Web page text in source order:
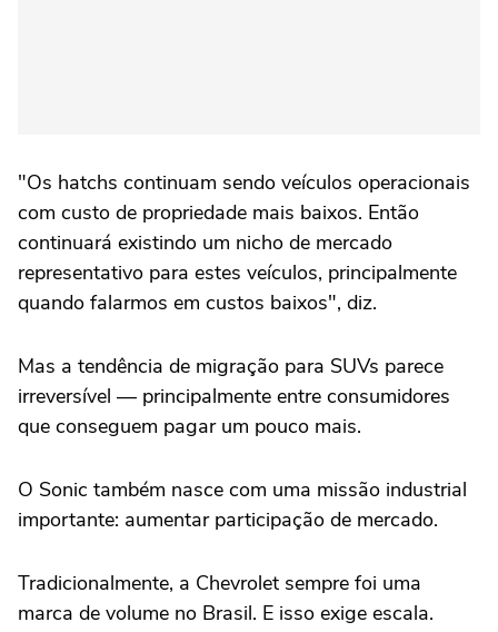
"Os hatchs continuam sendo veículos operacionais
com custo de propriedade mais baixos. Então
continuará existindo um nicho de mercado
representativo para estes veículos, principalmente
quando falarmos em custos baixos", diz.
Mas a tendência de migração para SUVs parece
irreversível — principalmente entre consumidores
que conseguem pagar um pouco mais.
O Sonic também nasce com uma missão industrial
importante: aumentar participação de mercado.
Tradicionalmente, a Chevrolet sempre foi uma
marca de volume no Brasil. E isso exige escala.